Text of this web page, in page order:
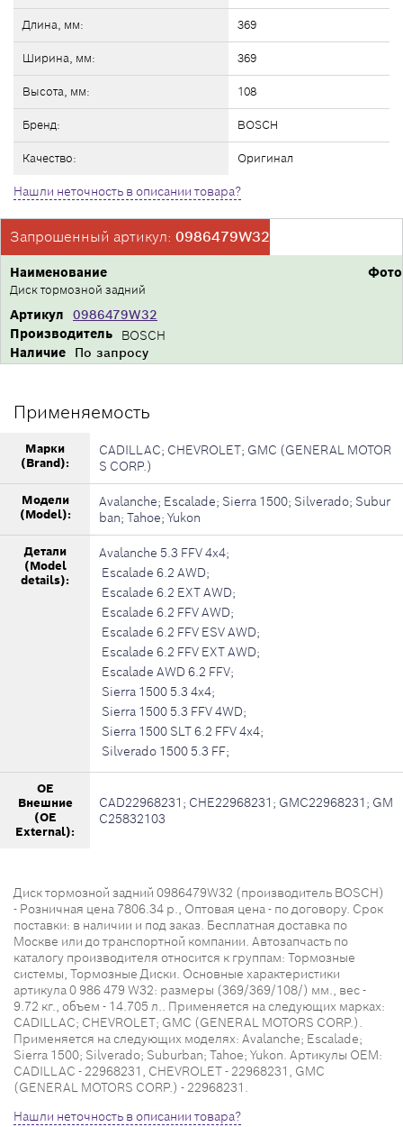
Длина, мм: 369
Ширина, мм: 369
Высота, мм: 108
Бренд: BOSCH
Качество: Оригинал
Нашли неточность в описании товара?
Запрошенный артикул: 0986479W32
Фото
Производитель BOSCH
Артикул 0986479W32
Наименование
Диск тормозной задний
Наличие По запросу
Применяемость
Марки
(Brand):
CADILLAC; CHEVROLET; GMC (GENERAL MOTOR
S CORP.)
Модели
(Model):
Avalanche; Escalade; Sierra 1500; Silverado; Subur
ban; Tahoe; Yukon
Детали
(Model
details):
Avalanche 5.3 FFV 4x4;
Escalade 6.2 AWD;
Escalade 6.2 EXT AWD;
Escalade 6.2 FFV AWD;
Escalade 6.2 FFV ESV AWD;
Escalade 6.2 FFV EXT AWD;
Escalade AWD 6.2 FFV;
Sierra 1500 5.3 4x4;
Sierra 1500 5.3 FFV 4WD;
Sierra 1500 SLT 6.2 FFV 4x4;
Silverado 1500 5.3 FF;
OE
Внешние
(OE
External):
CAD22968231; CHE22968231; GMC22968231; GM
C25832103
Диск тормозной задний 0986479W32 (производитель BOSCH)
- Розничная цена 7806.34 р., Оптовая цена - по договору. Срок
поставки: в наличии и под заказ. Бесплатная доставка по
Москве или до транспортной компании. Автозапчасть по
каталогу производителя относится к группам: Тормозные
системы, Тормозные Диски. Основные характеристики
артикула 0 986 479 W32: размеры (369/369/108/) мм., вес -
9.72 кг., объем - 14.705 л.. Применяется на следующих марках:
CADILLAC; CHEVROLET; GMC (GENERAL MOTORS CORP.).
Применяется на следующих моделях: Avalanche; Escalade;
Sierra 1500; Silverado; Suburban; Tahoe; Yukon. Артикулы OEM:
CADILLAC - 22968231, CHEVROLET - 22968231, GMC
(GENERAL MOTORS CORP.) - 22968231.
Нашли неточность в описании товара?